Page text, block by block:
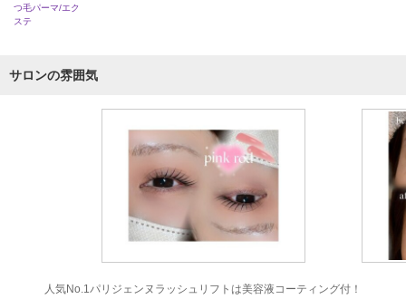
つ毛パーマ/エク
ステ
サロンの雰囲気
人気No.1パリジェンヌラッシュリフトは美容液コーティング付！